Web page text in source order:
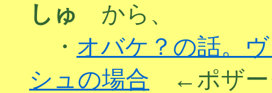
しゅ
から、
・ オバケ？の話。
シュの場合 ←ポザー